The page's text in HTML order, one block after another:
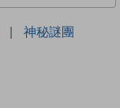
| 神秘謎團